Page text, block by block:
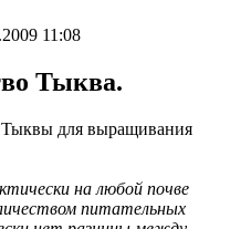
11:08
Тыква.
Тыквы для выращивания
на любой почве
питательных